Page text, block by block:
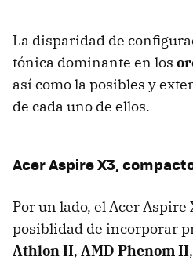
La disparidad de
tónica dominante en los
así como la posibles y
de cada uno de ellos.
Acer Aspire X3,
Por un lado, el Acer Aspire
posiblidad de incorporar
Athlon II, AMD Phenom II,